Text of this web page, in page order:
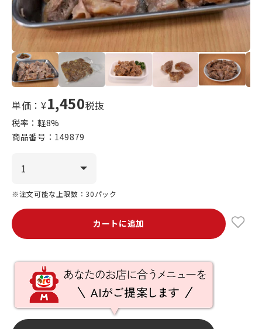
単価：¥1,450税抜
税率：軽8%
商品番号： 149879
※注文可能な上限数：30パック
カートに追加